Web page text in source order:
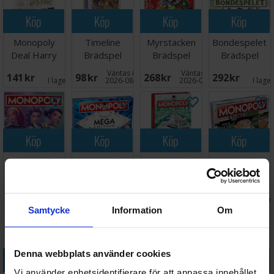
Samtycke Information Om
Denna webbplats använder cookies
Köp
Monopoly
Deal Harry
Kortspel
141 SEK I lager: 5
Köp
Timeline
Brädspel
98 SEK Väntas in:
2026-08-15
Köp
Myrstacken
Brädspel
268 SEK Väntas in:
2026-09-30
Köp
Bondespelet
Brädspel
292 SEK I
Köp
Monopoly
Köp
Monopoly
Köp
Monopoly
Köp
Monopoly
Falske Penger
Brettspill
I
Köp Köp Köp